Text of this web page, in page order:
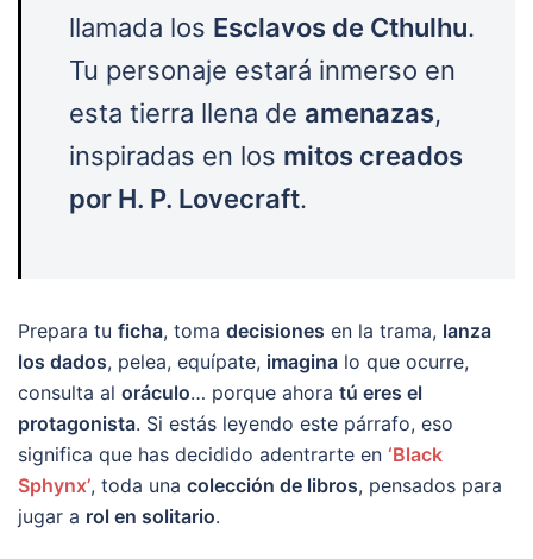
llamada los Esclavos de Cthulhu.
Tu personaje estará inmerso en
esta tierra llena de amenazas,
inspiradas en los mitos creados
por H. P. Lovecraft.
Prepara tu ficha, toma decisiones en la trama, lanza
los dados, pelea, equípate, imagina lo que ocurre,
consulta al oráculo… porque ahora tú eres el
protagonista. Si estás leyendo este párrafo, eso
significa que has decidido adentrarte en ‘Black
Sphynx’, toda una colección de libros, pensados para
jugar a rol en solitario.